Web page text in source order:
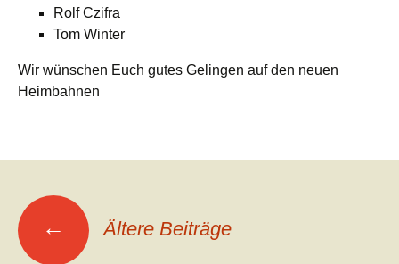
Rolf Czifra
Tom Winter
Wir wünschen Euch gutes Gelingen auf den neuen
Heimbahnen
Beitragsnavigation
← Ältere Beiträge